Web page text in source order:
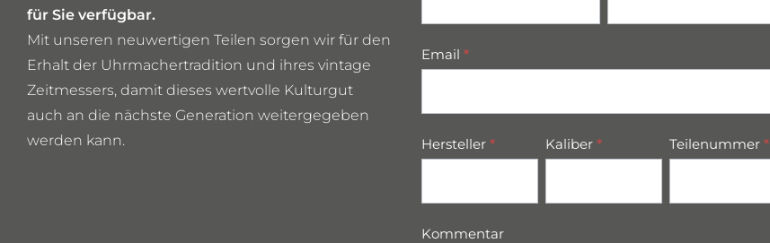
für Sie verfügbar.
Mit unseren neuwertigen Teilen sorgen wir für den
Erhalt der Uhrmachertradition und ihres vintage
Zeitmessers, damit dieses wertvolle Kulturgut
auch an die nächste Generation weitergegeben
werden kann.
Email *
Hersteller * Kaliber * Teilenummer*
Kommentar